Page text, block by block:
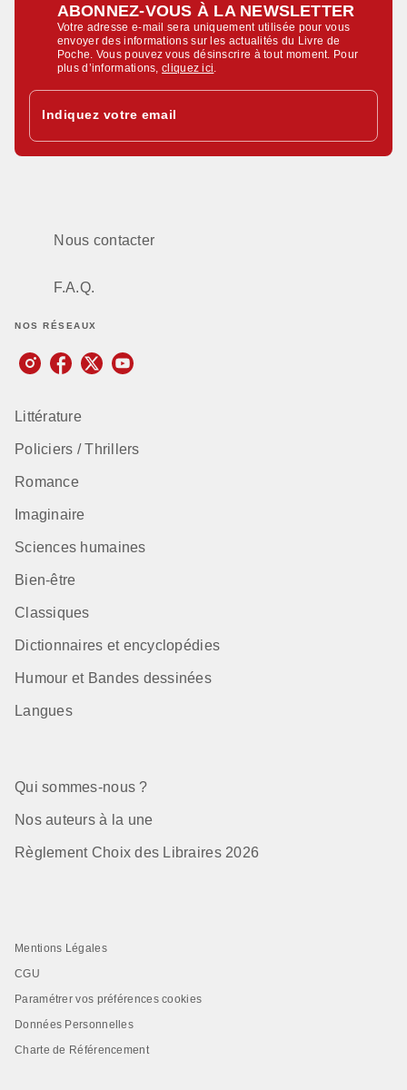
ABONNEZ-VOUS À LA NEWSLETTER
Votre adresse e-mail sera uniquement utilisée pour vous
envoyer des informations sur les actualités du Livre de
Poche. Vous pouvez vous désinscrire à tout moment. Pour
plus d’informations,cliquez ici
Indiquez votre email
Nous contacter
F.A.Q.
NOS RÉSEAUX
Littérature
Policiers / Thrillers
Romance
Imaginaire
Sciences humaines
Bien-être
Classiques
Dictionnaires et encyclopédies
Humour et Bandes dessinées
Langues
Qui sommes-nous ?
Nos auteurs à la une
Règlement Choix des Libraires 2026
Mentions Légales
CGU
Paramétrer vos préférences cookies
Données Personnelles
Charte de Référencement